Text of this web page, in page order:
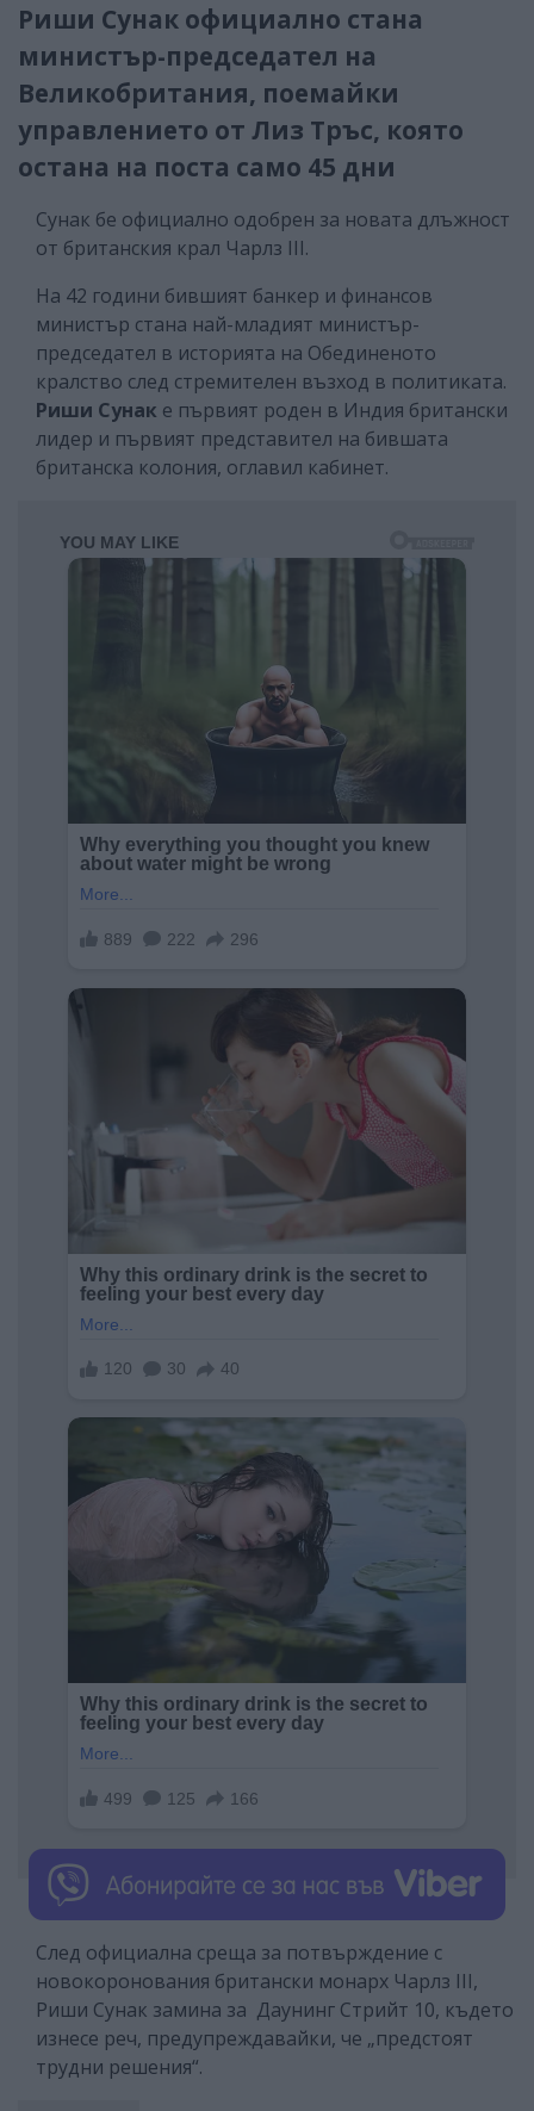
Риши Сунак официално стана
министър-председател на
Великобритания, поемайки
управлението от Лиз Тръс, която
остана на поста само 45 дни
Сунак бе официално одобрен за новата длъжност
от британския крал Чарлз III.
На 42 години бившият банкер и финансов
министър стана най-младият министър-
председател в историята на Обединеното
кралство след стремителен възход в политиката.
Риши Сунак е първият роден в Индия британски
лидер и първият представител на бившата
британска колония, оглавил кабинет.
След официална среща за потвърждение с
новокоронования британски монарх Чарлз III,
Риши Сунак замина за Даунинг Стрийт 10, където
изнесе реч, предупреждавайки, че „предстоят
трудни решения“.